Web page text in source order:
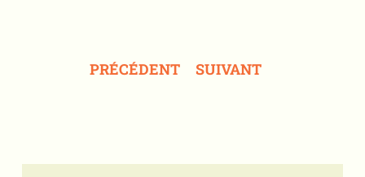
PRÉCÉDENT SUIVANT